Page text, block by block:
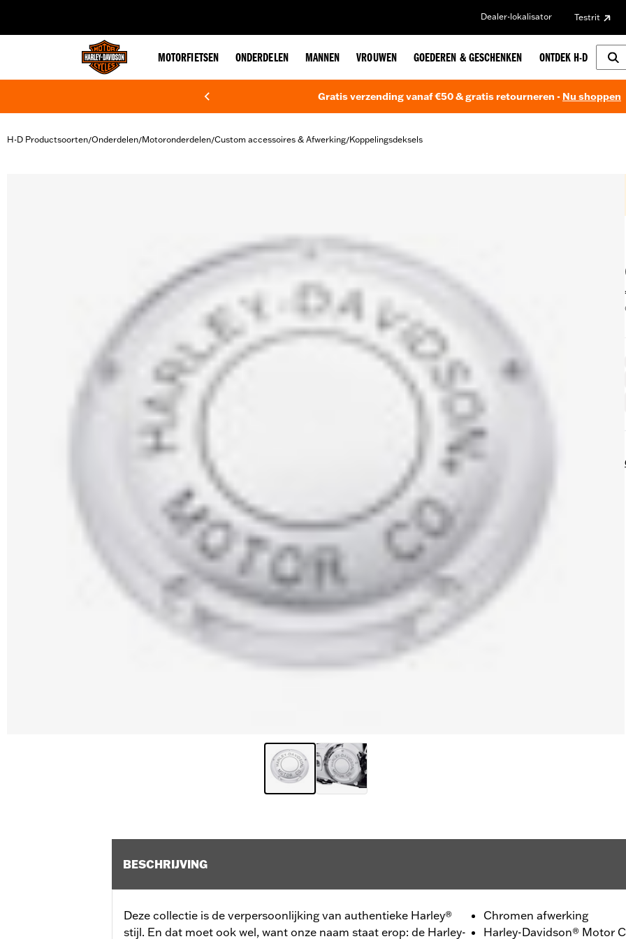
Dealer-lokalisator Testrit
MOTORFIETSEN ONDERDELEN MANNEN VROUWEN GOEDEREN & GESCHENKEN ONTDEK H-D
Gratis verzending vanaf €50 & gratis retourneren - Nu shoppen
H-D Productsoorten/Onderdelen/Motoronderdelen/Custom accessoires & Afwerking/Koppelingsdeksels
BESCHRIJVING
Deze collectie is de verpersoonlijking van authentieke Harley®
stijl. En dat moet ook wel, want onze naam staat erop: de Harley-
Chromen afwerking
Harley-Davidson® Motor